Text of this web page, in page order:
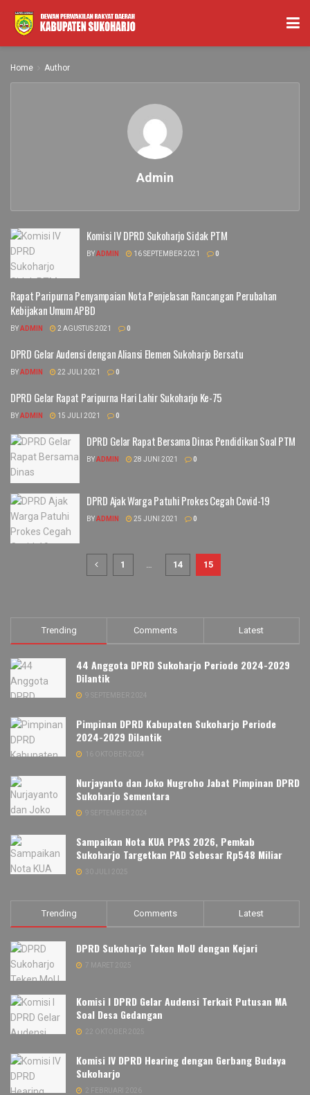
Home Author
Admin
Komisi IV DPRD Sukoharjo Sidak PTM
BYADMIN 16 SEPTEMBER 2021 0
Rapat Paripurna Penyampaian Nota Penjelasan Rancangan Perubahan
Kebijakan Umum APBD
BYADMIN 2 AGUSTUS 2021 0
DPRD Gelar Audensi dengan Aliansi Elemen Sukoharjo Bersatu
BYADMIN 22 JULI 2021 0
DPRD Gelar Rapat Paripurna Hari Lahir Sukoharjo Ke-75
BYADMIN 15 JULI 2021 0
DPRD Gelar Rapat Bersama Dinas Pendidikan Soal PTM
BYADMIN 28 JUNI 2021 0
DPRD Ajak Warga Patuhi Prokes Cegah Covid-19
BYADMIN 25 JUNI 2021 0
1 14 15
Trending Comments Latest
44 Anggota DPRD Sukoharjo Periode 2024-2029
Dilantik
9 SEPTEMBER 2024
Pimpinan DPRD Kabupaten Sukoharjo Periode
2024-2029 Dilantik
16 OKTOBER 2024
Nurjayanto dan Joko Nugroho Jabat Pimpinan DPRD
Sukoharjo Sementara
9 SEPTEMBER 2024
Sampaikan Nota KUA PPAS 2026, Pemkab
Sukoharjo Targetkan PAD Sebesar Rp548 Miliar
30 JULI 2025
Trending Comments Latest
DPRD Sukoharjo Teken MoU dengan Kejari
7 MARET 2025
Komisi I DPRD Gelar Audensi Terkait Putusan MA
Soal Desa Gedangan
22 OKTOBER 2025
Komisi IV DPRD Hearing dengan Gerbang Budaya
Sukoharjo
2 FEBRUARI 2026